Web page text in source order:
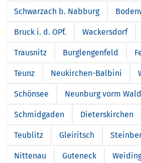
Schwarzach b. Nabburg
Bruck i. d. OPf. Wackersdorf
Trausnitz Burglengenfeld
Teunz Neukirchen-Balbini
Schönsee Neunburg vorm Wald
Schmidgaden Dieterskirchen
Teublitz Gleiritsch
Nittenau Guteneck